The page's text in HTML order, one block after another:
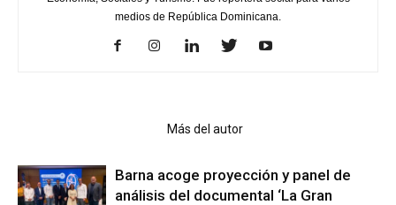
medios de República Dominicana.
Más del autor
Barna acoge proyección y panel de
análisis del documental ‘La Gran